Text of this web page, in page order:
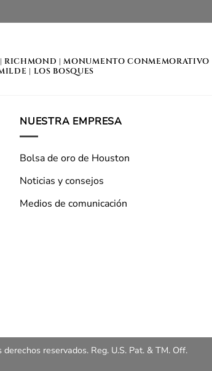
| RICHMOND |MONUMENTO CONMEMORATIVO
| LOS BOSQUES
NUESTRA EMPRESA
Bolsa de oro de Houston
Noticias y consejos
Medios de comunicación
reservados. Reg. U.S. Pat. & TM. Off.